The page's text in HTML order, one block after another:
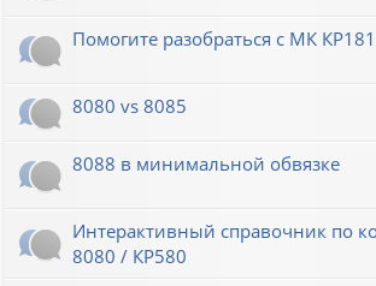
Помогите разобраться с МК
8080 vs 8085
8088 в минимальной обвязке
Интерактивный справочник по
8080 / КР580